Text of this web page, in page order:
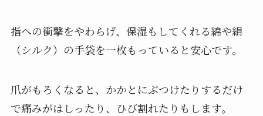
指への衝撃をやわらげ、保湿もしてくれる綿や絹
（シルク）の手袋を一枚もっていると安心です。
爪がもろくなると、かかとにぶつけたりするだけ
で痛みがはしったり、ひび割れたりもします。